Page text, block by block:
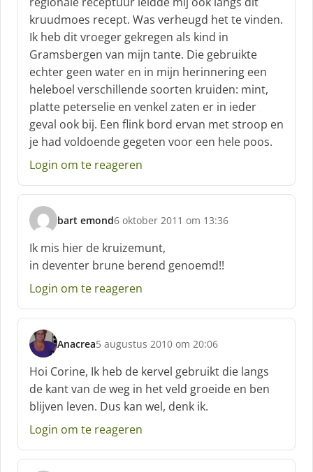
r
e
e
f
kruudmoes recept. Was verheugd het te vinden.
Ik heb dit vroeger gekregen als kind in
Gramsbergen van mijn tante. Die gebruikte
echter geen water en in mijn herinnering een
heleboel verschillende soorten kruiden: mint,
platte peterselie en venkel zaten er in ieder
geval ook bij. Een flink bord ervan met stroop en
je had voldoende gegeten voor een hele poos.
Login om te reageren
bart emond
s
c
h
r
e
f
6 oktober 2011 om 13:36
Ik mis hier de kruizemunt,
in deventer brune berend genoemd!!
Login om te reageren
Anacrea
s
c
h
r
e
e
:
5 augustus 2010 om 20:06
Hoi Corine, Ik heb de kervel gebruikt die langs
de kant van de weg in het veld groeide en ben
blijven leven. Dus kan wel, denk ik.
Login om te reageren